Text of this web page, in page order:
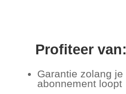
Profiteer van:
Garantie zolang je
abonnement loopt